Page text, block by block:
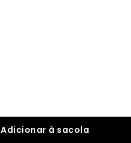
Adicionar à sacola